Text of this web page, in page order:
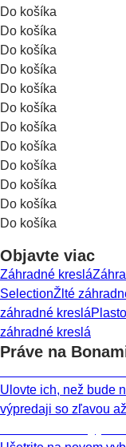
Do košíka
Do košíka
Do košíka
Do košíka
Do košíka
Do košíka
Do košíka
Do košíka
Do košíka
Do košíka
Do košíka
Do košíka
Objavte viac
Záhradné kreslá
SelectionŽlté
záhradné kreslá
záhradné kreslá
Práve na
Ulovte ich, než bude
výpredaji so zľavou